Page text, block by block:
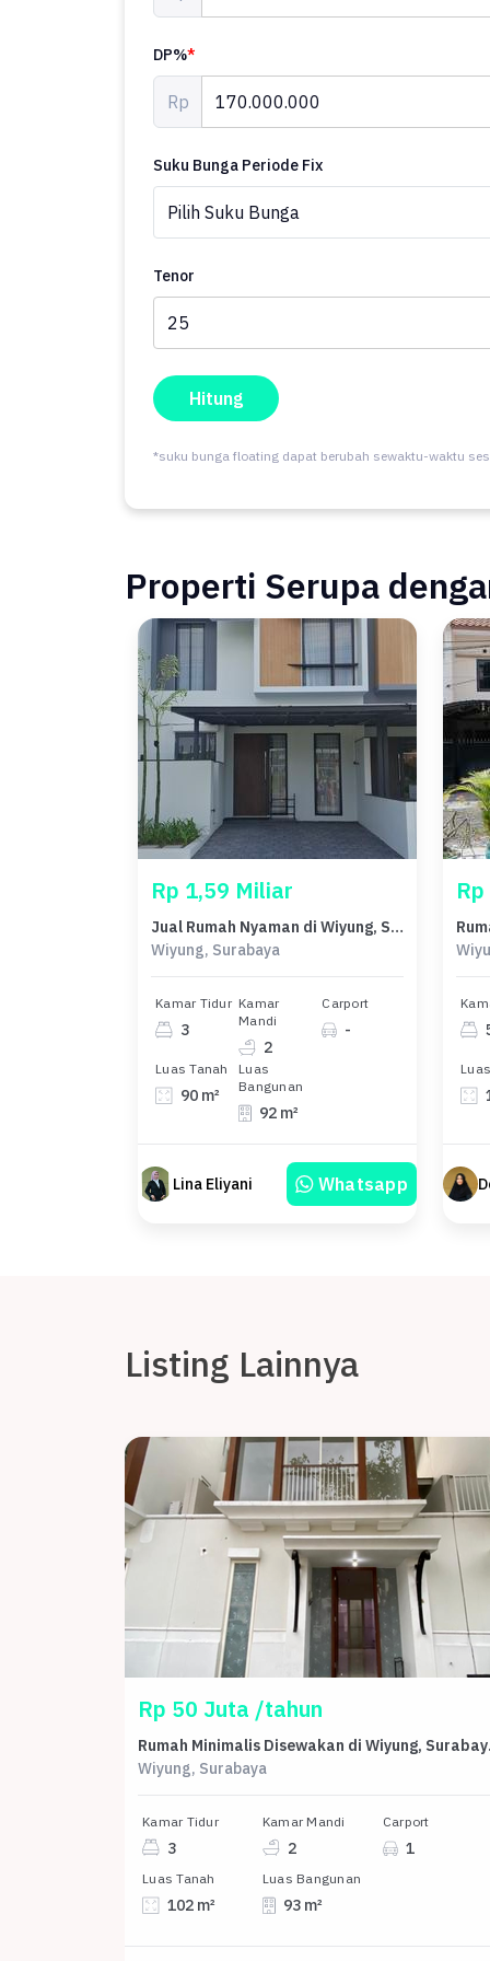
DP%*
Rp
Suku Bunga Periode Fix
Tenor
Hitung
*suku bunga floating dapat berubah sewaktu-waktu
Properti Serupa
Rp 1,59 Miliar
Jual Rumah Nyaman di Wiyung, Surabaya - LT 90m²
Wiyung, Surabaya
Kamar Tidur
3
Kamar
Mandi
2
Carport
-
Luas Tanah
90 m²
Luas
Bangunan
92 m²
Lina Eliyani Whatsapp
Listing Lainnya
Rp 50 Juta /tahun
Wiyung, Surabaya
Kamar Tidur
3
Kamar Mandi
2
Carport
1
Luas Tanah
102 m²
Luas Bangunan
93 m²